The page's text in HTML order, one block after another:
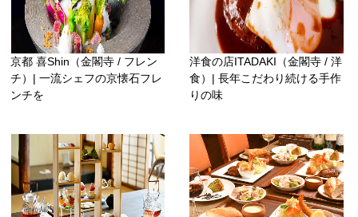
京都 喜Shin（金閣寺 / フレン
チ）| 一流シェフの京懐石フレ
ンチを
洋食の店ITADAKI（金閣寺 / 洋
食）| 長年こだわり続ける手作
りの味